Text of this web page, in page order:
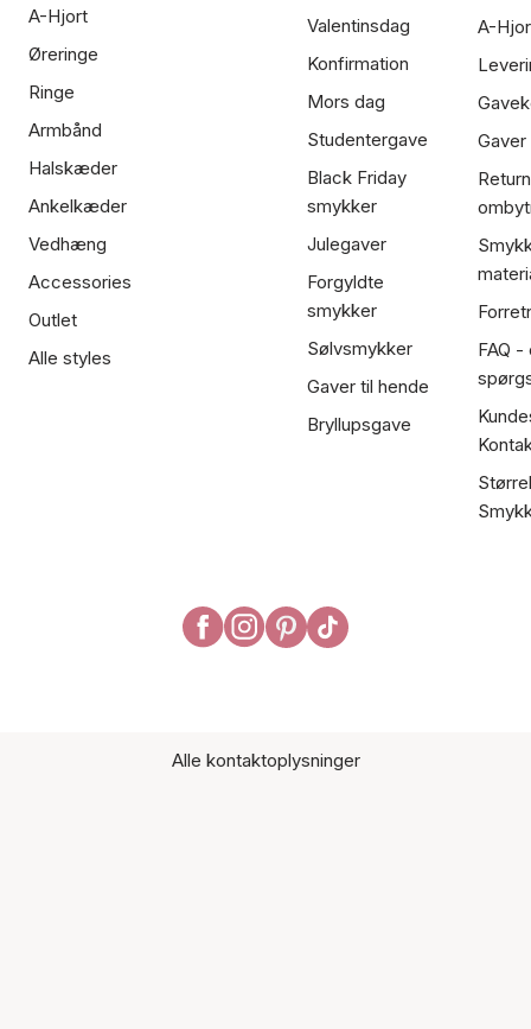
A-Hjort
Øreringe
Ringe
Armbånd
Halskæder
Ankelkæder
Vedhæng
Accessories
Outlet
Alle styles
Valentinsdag
Konfirmation
Mors dag
Studentergave
Black Friday
smykker
Julegaver
Forgyldte
smykker
Sølvsmykker
Gaver til hende
Bryllupsgave
A-
FAQ
Alle kontaktoplysninger